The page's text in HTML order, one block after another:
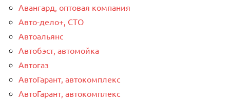
Авангард, оптовая компания
Авто-дело+, СТО
Автоальянс
Автобэст, автомойка
Автогаз
АвтоГарант, автокомплекс
АвтоГарант, автокомплекс